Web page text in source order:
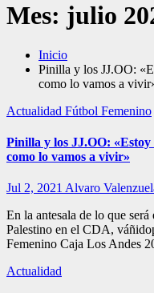
Mes: julio
Inicio
Pinilla y los JJ.OO:
como lo vamos a
Actualidad Fútbol Femenino
Pinilla y los JJ.OO: «Estoy
como lo vamos a vivir»
Jul 2, 2021 Alvaro
En la antesala de lo que
Palestino en el CDA,
Femenino Caja Los Andes
Actualidad